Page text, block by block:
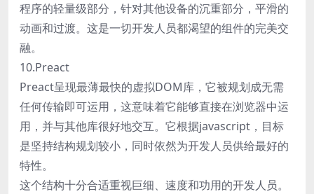
程序的轻量级部分，针对其他设备的沉重部分，平滑的
动画和过渡。这是一切开发人员都渴望的组件的完美交
融。
10.Preact
Preact呈现最薄最快的虚拟DOM库，它被规划成无需
任何传输即可运用，这意味着它能够直接在浏览器中运
用，并与其他库很好地交互。它根据javascript，目标
是坚持结构规划较小，同时依然为开发人员供给最好的
特性。
这个结构十分合适重视巨细、速度和功用的开发人员。